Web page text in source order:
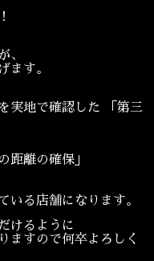
、
ます。
実地で確認した 「第三
距離の確保」
いる店舗になります。
けるように
ますので何卒よろしく